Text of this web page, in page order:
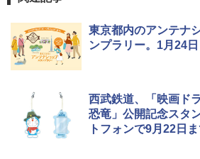
広げるだけ パッと
ーティング フルク
簡単設置 ポップア
[キャンパーズコレ
イド ブラックコー
r Foundation コラ
ィース 帽子 スナッ
ティー男女兼用ユニ
熊撃退スプレー 熊
0ml（連続噴射30
東京都内のアンテナ
ンプラリー。1月24
西武鉄道、「映画ド
恐竜」公開記念スタ
トフォンで9月22日